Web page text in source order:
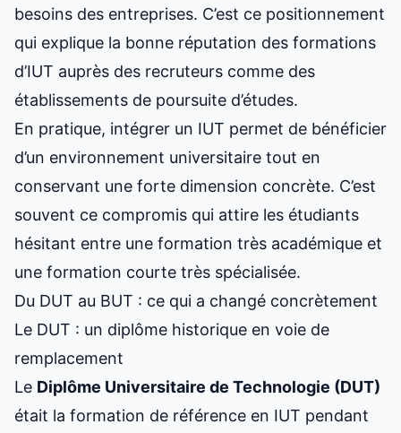
besoins des entreprises. C’est ce positionnement
qui explique la bonne réputation des formations
d’IUT auprès des recruteurs comme des
établissements de poursuite d’études.
En pratique, intégrer un IUT permet de bénéficier
d’un environnement universitaire tout en
conservant une forte dimension concrète. C’est
souvent ce compromis qui attire les étudiants
hésitant entre une formation très académique et
une formation courte très spécialisée.
Du DUT au BUT : ce qui a changé concrètement
Le DUT : un diplôme historique en voie de
remplacement
Le Diplôme Universitaire de Technologie (DUT)
était la formation de référence en IUT pendant